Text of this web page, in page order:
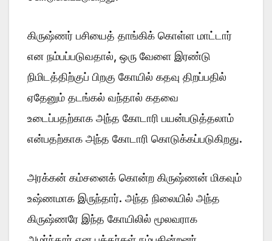
கிருஷ்ணர் பசியைத் தாங்கிக் கொள்ள மாட்டார்
என நம்பப்படுவதால், ஒரு வேளை இரண்டு
நிமிடத்திற்குப் பிறகு கோயில் கதவு திறப்பதில்
ஏதேனும் தடங்கல் வந்தால் கதவை
உடைப்பதற்காக அந்த கோடாரி பயன்படுத்தலாம்
என்பதற்காக அந்த கோடாரி கொடுக்கப்படுகிறது.
அரக்கன் கம்சனைக் கொன்ற கிருஷ்ணன் மிகவும்
உஷ்ணமாக இருந்தார். அந்த நிலையில் அந்த
கிருஷ்ணரே இந்த கோயிலில் மூலவராக